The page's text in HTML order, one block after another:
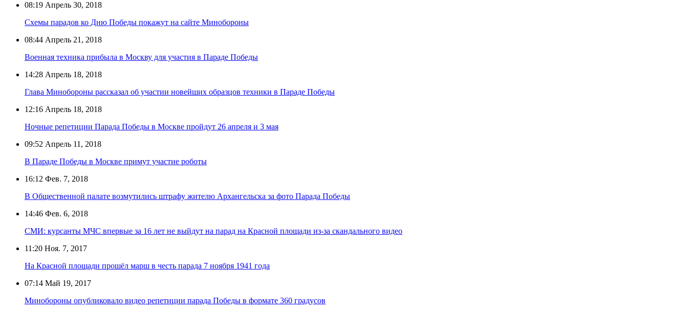
08:19 Апрель 30, 2018
Схемы парадов ко Дню Победы покажут на сайте Минобороны
08:44 Апрель 21, 2018
Военная техника прибыла в Москву для участия в Параде Победы
14:28 Апрель 18, 2018
Глава Минобороны рассказал об участии новейших образцов техники в Параде Победы
12:16 Апрель 18, 2018
Ночные репетиции Парада Победы в Москве пройдут 26 апреля и 3 мая
09:52 Апрель 11, 2018
В Параде Победы в Москве примут участие роботы
16:12 Фев. 7, 2018
В Общественной палате возмутились штрафу жителю Архангельска за фото Парада Победы
14:46 Фев. 6, 2018
СМИ: курсанты МЧС впервые за 16 лет не выйдут на парад на Красной площади из-за скандального видео
11:20 Ноя. 7, 2017
На Красной площади прошёл марш в честь парада 7 ноября 1941 года
07:14 Май 19, 2017
Минобороны опубликовало видео репетиции парада Победы в формате 360 градусов